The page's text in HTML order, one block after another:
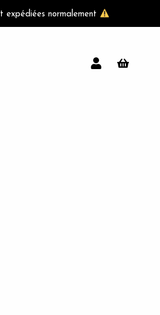
expédiées normalement